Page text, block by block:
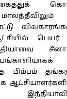
பெயர்
பிம்பம்